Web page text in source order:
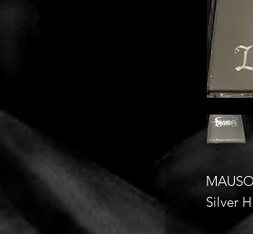
Silver